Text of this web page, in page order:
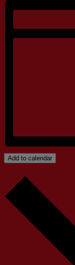
Add to calendar